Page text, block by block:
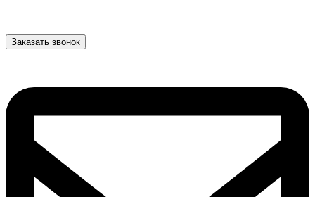
Заказать звонок